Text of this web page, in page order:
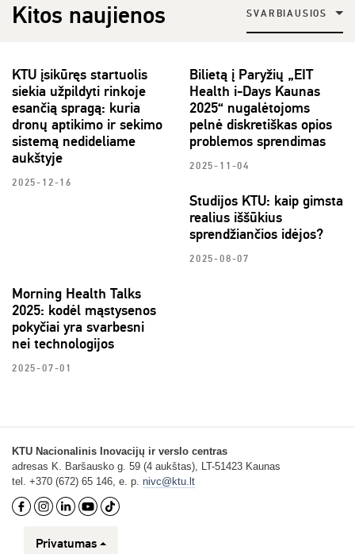
Kitos naujienos SVARBIAUSIOS
KTU įsikūręs startuolis
siekia užpildyti rinkoje
esančią spragą: kuria
dronų aptikimo ir sekimo
sistemą nedideliame
aukštyje
2025-12-16
Bilietą į Paryžių „EIT
Health i-Days Kaunas
2025“ nugalėtojoms
pelnė diskretiškas opios
problemos sprendimas
2025-11-04
Studijos KTU: kaip gimsta
realius iššūkius
sprendžiančios idėjos?
2025-08-07
Morning Health Talks
2025: kodėl mąstysenos
pokyčiai yra svarbesni
nei technologijos
2025-07-01
KTU Nacionalinis Inovacijų ir verslo centras
adresas K. Baršausko g. 59 (4 aukštas), LT-51423 Kaunas
tel. +370 (672) 65 146, e. p. nivc@ktu.lt
Privatumas